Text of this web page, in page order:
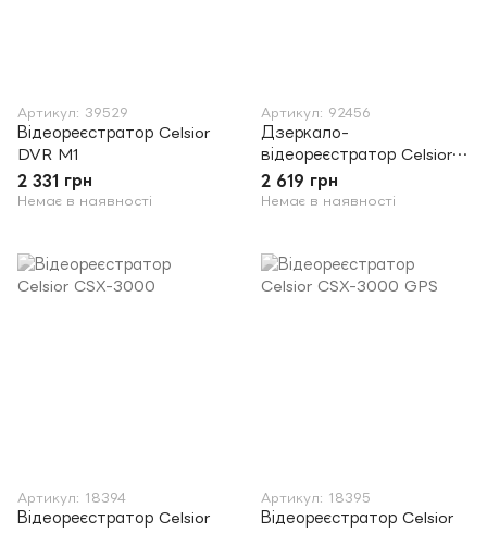
Артикул: 39529
Відеореєстратор Celsior
DVR M1
2 331 грн
Немає в наявності
Артикул: 92456
Дзеркало-
відеореєстратор Celsior
DVR M4.1
2 619 грн
Немає в наявності
Артикул: 18394
Відеореєстратор Celsior
Артикул: 18395
Відеореєстратор Celsior